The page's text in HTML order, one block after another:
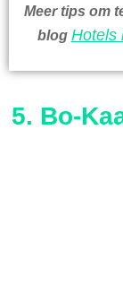
Meer tips om
blog Hotels
5. Bo-